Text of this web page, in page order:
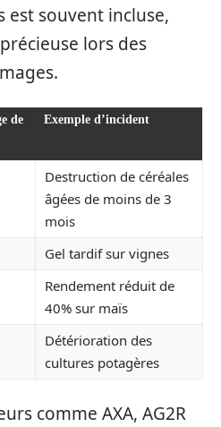
est souvent incluse,
lors des
de
Exemple d’incident
Destruction de céréales
âgées de moins de 3
mois
Gel tardif sur vignes
Rendement réduit de
40% sur maïs
Détérioration des
cultures potagères
comme AXA, AG2R